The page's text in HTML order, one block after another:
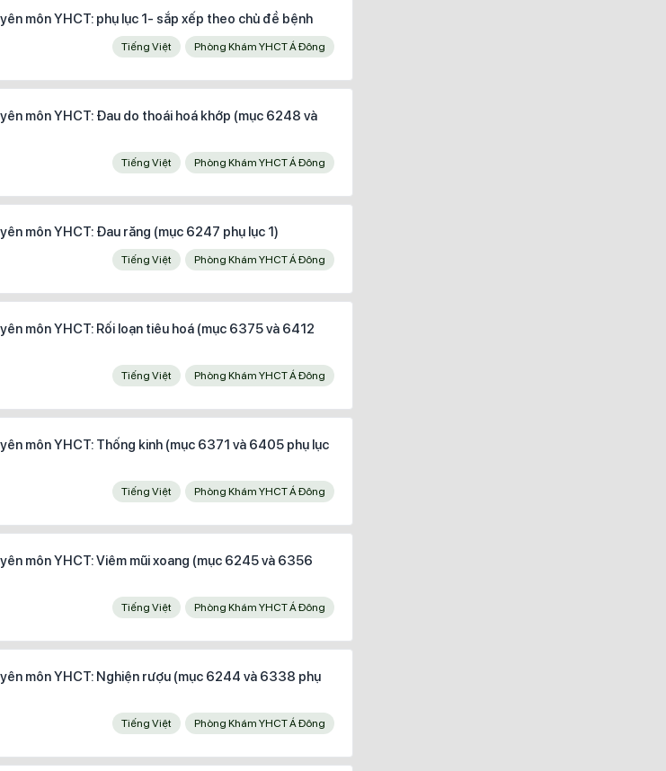
môn YHCT: phụ lục 1- sắp xếp theo chủ đề bệnh
Tiếng Việt Phòng Khám YHCT Á Đông
môn YHCT: Đau do thoái hoá khớp (mục 6248 và
Tiếng Việt Phòng Khám YHCT Á Đông
môn YHCT: Đau răng (mục 6247 phụ lục 1)
Tiếng Việt Phòng Khám YHCT Á Đông
môn YHCT: Rối loạn tiêu hoá (mục 6375 và 6412
Tiếng Việt Phòng Khám YHCT Á Đông
môn YHCT: Thống kinh (mục 6371 và 6405 phụ lục
Tiếng Việt Phòng Khám YHCT Á Đông
môn YHCT: Viêm mũi xoang (mục 6245 và 6356
Tiếng Việt Phòng Khám YHCT Á Đông
môn YHCT: Nghiện rượu (mục 6244 và 6338 phụ
Tiếng Việt Phòng Khám YHCT Á Đông